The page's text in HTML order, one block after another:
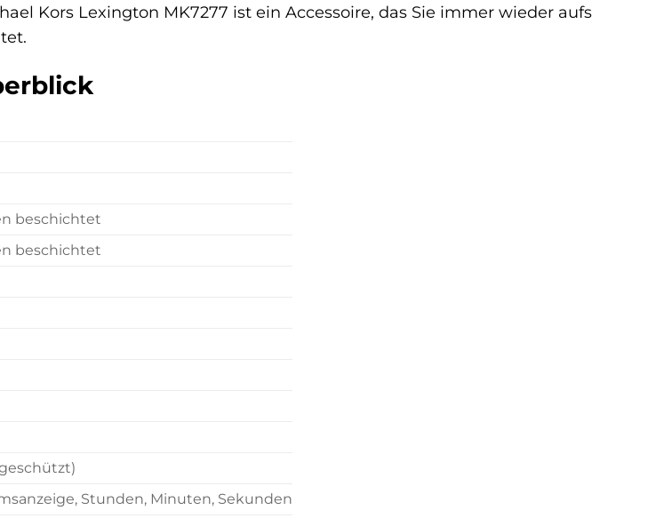
Kors Lexington MK7277 ist ein Accessoire, das Sie immer wieder aufs
beschichtet
beschichtet
Stunden, Minuten, Sekunden